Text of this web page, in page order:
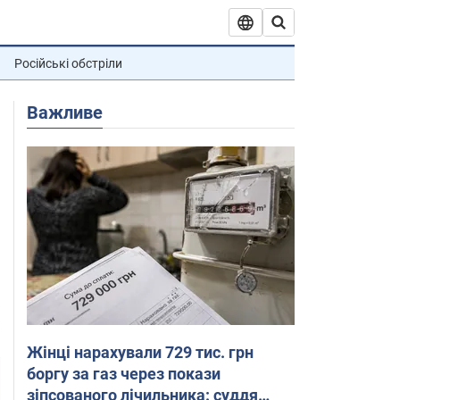
Російські обстріли
Важливе
Жінці нарахували 729 тис. грн
боргу за газ через покази
зіпсованого лічильника: суддя